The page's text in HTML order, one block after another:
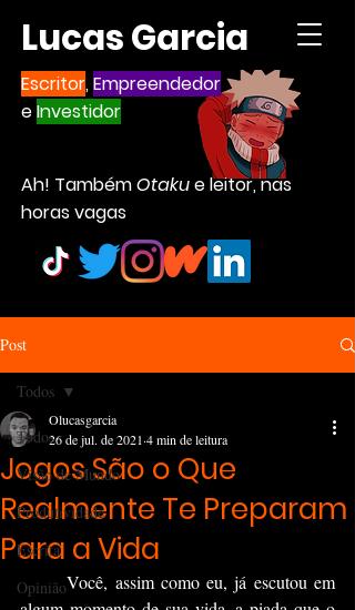
Lucas Garcia
Escritor,Empreendedor
eInvestidor
Ah! TambémOtakue leitor, nas
horas vagas
Post
Todos
Visão de Mundo
Produtividade
Escrita
Opinião
Todos
Jogos São o Que
Realmente Te Preparam
Para a Vida
Olucasgarcia
26 de jul. de 2021 4 min de leitura
	Você, assim como eu, já escutou em